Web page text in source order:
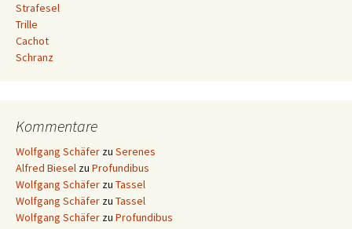
Strafesel
Trille
Cachot
Schranz
Kommentare
Wolfgang Schäfer zu Serenes
Alfred Biesel zu Profundibus
Wolfgang Schäfer zu Tassel
Wolfgang Schäfer zu Tassel
Wolfgang Schäfer zu Profundibus